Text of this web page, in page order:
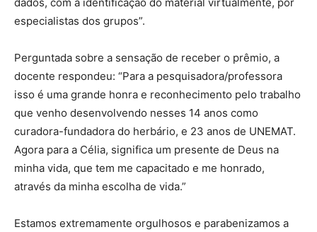
especialistas dos grupos”.
Perguntada sobre a sensação de receber o prêmio, a
docente respondeu: “Para a pesquisadora/professora
isso é uma grande honra e reconhecimento pelo trabalho
que venho desenvolvendo nesses 14 anos como
curadora-fundadora do herbário, e 23 anos de UNEMAT.
Agora para a Célia, significa um presente de Deus na
minha vida, que tem me capacitado e me honrado,
através da minha escolha de vida.”
Estamos extremamente orgulhosos e parabenizamos a